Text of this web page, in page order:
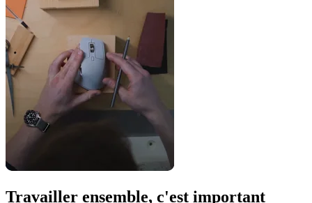
Travailler ensemble, c'est important